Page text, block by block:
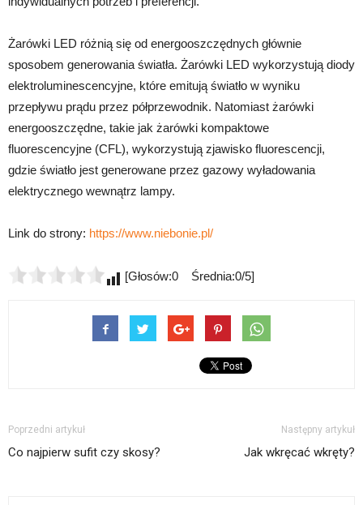
Żarówki LED różnią się od energooszczędnych głównie
sposobem generowania światła. Żarówki LED wykorzystują diody
elektroluminescencyjne, które emitują światło w wyniku
przepływu prądu przez półprzewodnik. Natomiast żarówki
energooszczędne, takie jak żarówki kompaktowe
fluorescencyjne (CFL), wykorzystują zjawisko fluorescencji,
gdzie światło jest generowane przez gazowy wyładowania
elektrycznego wewnątrz lampy.
Link do strony: https://www.niebonie.pl/
[Głosów:0 Średnia:0/5]
Poprzedni artykuł
Co najpierw sufit czy skosy?
Następny artykuł
Jak wkręcać wkręty?